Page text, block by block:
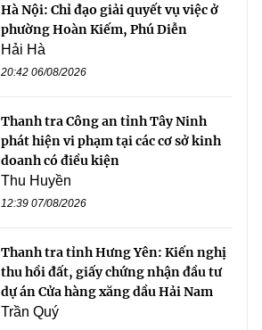
Hà Nội: Chỉ đạo giải quyết vụ việc ở
phường Hoàn Kiếm, Phú Diễn
Hải Hà
20:42 06/08/2026
Thanh tra Công an tỉnh Tây Ninh
phát hiện vi phạm tại các cơ sở kinh
doanh có điều kiện
Thu Huyền
12:39 07/08/2026
Thanh tra tỉnh Hưng Yên: Kiến nghị
thu hồi đất, giấy chứng nhận đầu tư
dự án Cửa hàng xăng dầu Hải Nam
Trần Quý